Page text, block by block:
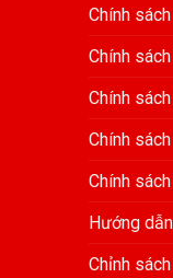
Chính
Chính
Chính
Chính
Chính
Hướng
Chỉnh